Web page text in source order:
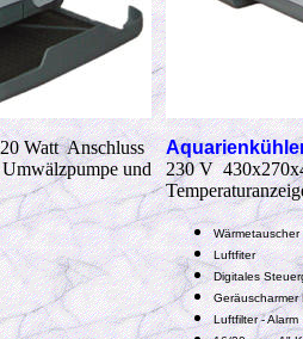
Watt Anschluss
und
230 V
Luftfiter
Digitales
Geräuscharmer
Luftfilter - Alarm